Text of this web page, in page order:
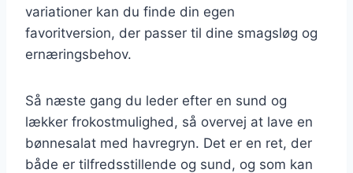
variationer kan du finde din egen
favoritversion, der passer til dine smagsløg og
ernæringsbehov.
Så næste gang du leder efter en sund og
lækker frokostmulighed, så overvej at lave en
bønnesalat med havregryn. Det er en ret, der
både er tilfredsstillende og sund, og som kan